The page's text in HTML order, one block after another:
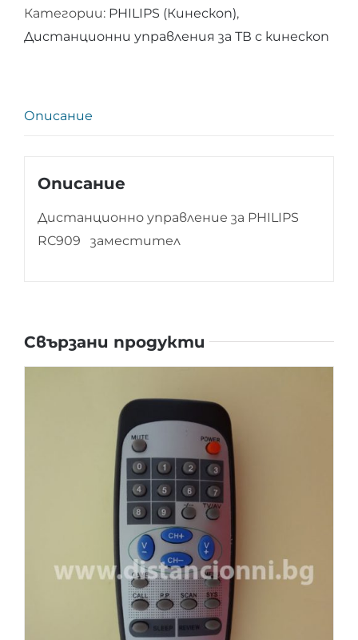
за
PHILIPS
Категории: PHILIPS (Кинескоп),
Дистанционни управления за ТВ с кинескоп
Описание
Описание
Дистанционно управление за PHILIPS
RC909 заместител
Свързани продукти